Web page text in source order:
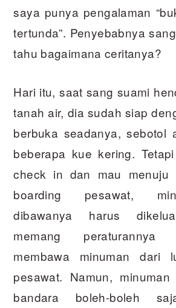
saya punya pengalaman
tertunda”. Penyebabnya
tahu bagaimana ceritanya?
Hari itu, saat sang suami
tanah air, dia sudah siap
berbuka seadanya, sebotol
beberapa kue kering.
check in dan mau menuju
boarding pesawat,
dibawanya harus
memang
membawa minuman dari
pesawat. Namun,
bandara boleh-boleh